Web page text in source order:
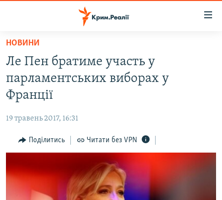
Перейти
основного
матеріалу
Перейти
до
основної
навігації
Перейти
до
ВІДЕО ТА ФОТО
БЛОГИ
ПОГЛЯД
ВСЕ ЗА ДЕНЬ
СПЕЦПРОЕКТИ
НОВИНИ
Ле Пен братиме участь у
парламентських виборах у
Франції
19 травень 2017, 16:31
Поділитись Читати без VPN